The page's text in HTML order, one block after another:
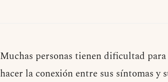
Muchas personas tienen dificultad
hacer la conexión entre sus síntomas y